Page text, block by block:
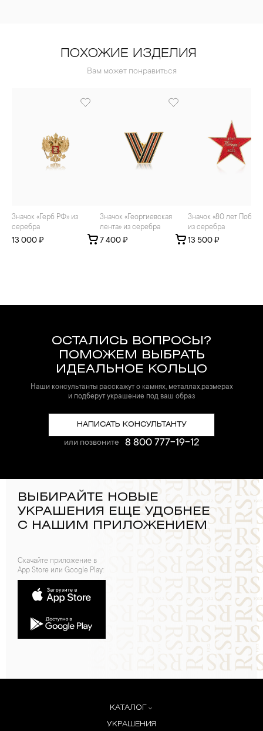
ПОХОЖИЕ ИЗДЕЛИЯ
Вам может понравиться
Значок «Герб РФ» из
серебра
13 000 ₽
Значок «Георгиевская
лента» из серебра
7 400 ₽
Значок «80 лет Победы»
из серебра
13 500 ₽
ОСТАЛИСЬ ВОПРОСЫ?
ПОМОЖЕМ ВЫБРАТЬ
ИДЕАЛЬНОЕ КОЛЬЦО
Наши консультанты расскажут о камнях, металлах,размерах
и подберут украшение под ваш образ
НАПИСАТЬ КОНСУЛЬТАНТУ
или позвоните 8 800 777-19-12
ВЫБИРАЙТЕ НОВЫЕ
УКРАШЕНИЯ ЕЩЕ УДОБНЕЕ
С НАШИМ ПРИЛОЖЕНИЕМ
Скачайте приложение в
App Store или Google Play:
КАТАЛОГ
УКРАШЕНИЯ